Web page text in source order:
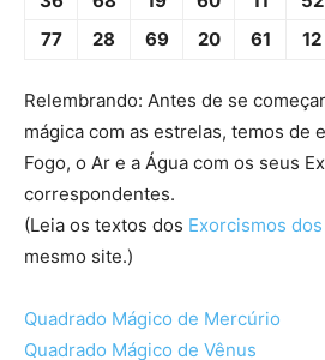
77
28 69 20 61 12
Relembrando: Antes de se
mágica com as estrelas, temos de
Fogo, o Ar e a Água com os seus
correspondentes.
(Leia os textos dos Exorcismos
mesmo site.)
Quadrado Mágico de Mercúrio
Quadrado Mágico de Vênus